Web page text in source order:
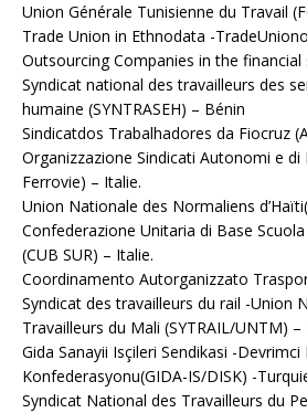
Union Générale Tunisienne du Travail
Trade Union in Ethnodata -
Outsourcing Companies in the financial
Syndicat national des travailleurs des
humaine (SYNTRASEH) – Bénin
Sindicatdos Trabalhadores da Fiocruz
Organizzazione Sindicati Autonomi e di
Ferrovie) – Italie.
Union Nationale des Normaliens
Confederazione Unitaria di Base
(CUB SUR) – Italie.
Coordinamento Autorganizzato
Syndicat des travailleurs du rail -Union
Travailleurs du Mali (SYTRAIL/UNTM) –
Gida Sanayii Isçileri Sendikasi -Devrimci
Konfederasyonu(GIDA-IS/DISK) -
Syndicat National des Travailleurs du